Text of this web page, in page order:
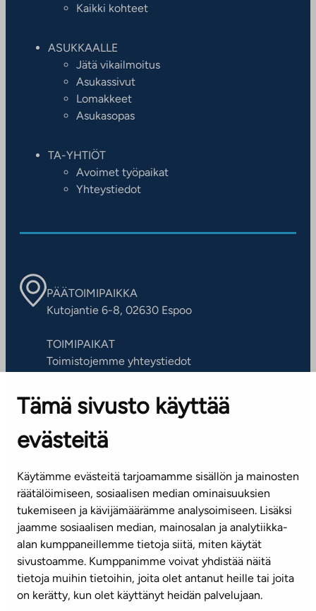
Tämä sivusto käyttää
evästeitä
Käytämme evästeitä tarjoamamme sisällön ja mainosten
räätälöimiseen, sosiaalisen median ominaisuuksien
tukemiseen ja kävijämäärämme analysoimiseen. Lisäksi
jaamme sosiaalisen median, mainosalan ja analytiikka-
alan kumppaneillemme tietoja siitä, miten käytät
sivustoamme. Kumppanimme voivat yhdistää näitä
tietoja muihin tietoihin, joita olet antanut heille tai joita
on kerätty, kun olet käyttänyt heidän palvelujaan.
Kaikki kohteet
ASUKKAALLE
Jätä vikailmoitus
Asukassivut
Lomakkeet
Asukasopas
TA-YHTIÖT
Avoimet työpaikat
Yhteystiedot
PÄÄTOIMIPAIKKA
Kutojantie 6-8, 02630 Espoo
TOIMIPAIKAT
Toimistojemme yhteystiedot
ASIAKASPALVELUKESKUS
Puh. 045 7734 3777
(arkisin klo 8-16)
info@ta.fi
Tilaa uutiskirje
Mediapankki